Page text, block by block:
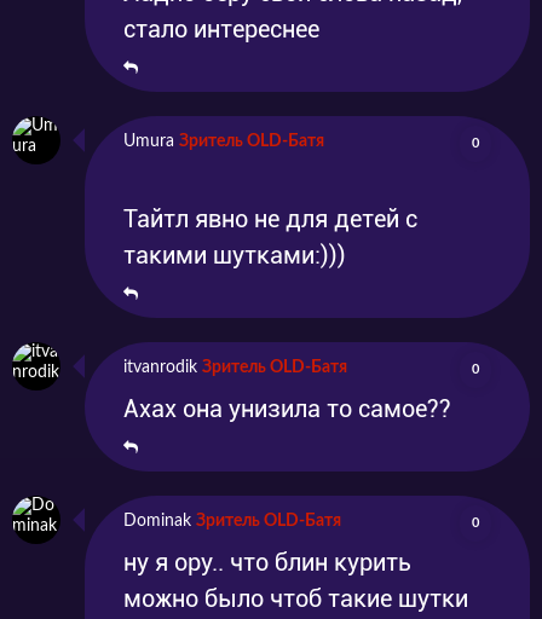
стало интереснее
Umura Зритель OLD-Батя 0
Тайтл явно не для детей с
такими шутками:)))
itvanrodik Зритель OLD-Батя 0
Ахах она унизила то самое??
Dominak Зритель OLD-Батя 0
ну я ору.. что блин курить
можно было чтоб такие шутки